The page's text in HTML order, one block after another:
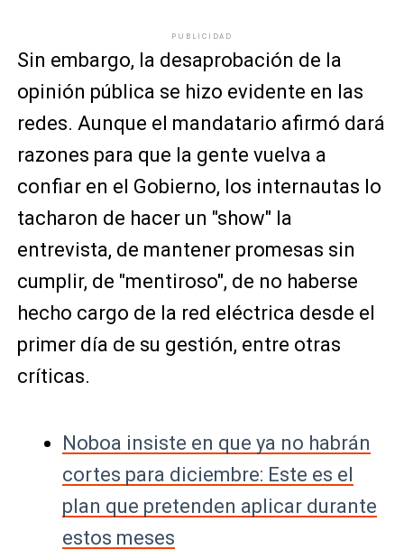
PUBLICIDAD
Sin embargo, la desaprobación de la
opinión pública se hizo evidente en las
redes. Aunque el mandatario afirmó dará
razones para que la gente vuelva a
confiar en el Gobierno, los internautas lo
tacharon de hacer un "show" la
entrevista, de mantener promesas sin
cumplir, de "mentiroso", de no haberse
hecho cargo de la red eléctrica desde el
primer día de su gestión, entre otras
críticas.
Noboa insiste en que ya no habrán
cortes para diciembre: Este es el
plan que pretenden aplicar durante
estos meses